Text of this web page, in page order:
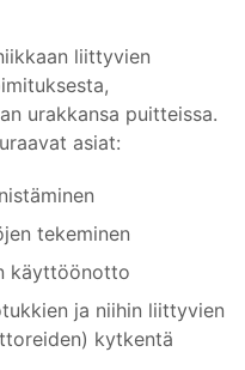
liittyvien
urakkansa puitteissa.
asiat:
tekeminen
käyttöönotto
ja niihin liittyvien
kytkentä